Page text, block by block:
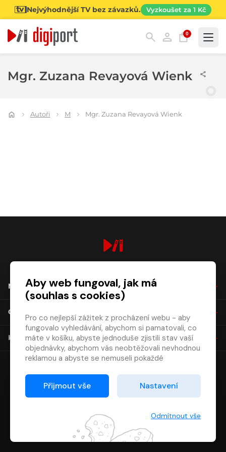
Nejvýhodnější TV bez závazků. Vyzkoušet za 1 Kč
0
Mgr. Zuzana Revayová Wienk
Autoři M Mgr. Zuzana Revayová Wienk
NÁKUP
O SPOLEČNOSTI
KONTAKT
Aby web fungoval, jak má
(souhlas s cookies)
Pro co nejlepší zážitek z procházení webu - aby
fungovalo vyhledávání, abychom si pamatovali, co
máte v košíku, abyste jednoduše zjistili stav vaší
objednávky, abychom vás neobtěžovali nevhodnou
reklamou a abyste se nemuseli pokaždé
Proto od vás potřebujeme souhlas se
zpracováním souborů cookies
Děkujeme, že nám ho dáte a pomůžete nám tak
Přijmout vše Nastavení
Odmítnout vše